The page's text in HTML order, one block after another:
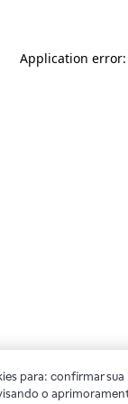
Application
para: confirmar
o